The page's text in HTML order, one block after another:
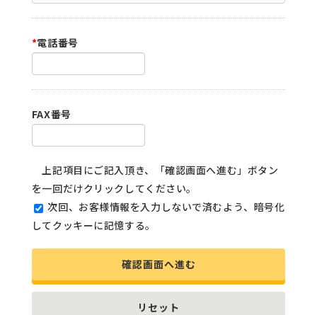
*電話番号
FAX番号
上記項目にご記入頂き、「確認画面へ進む」ボタン
を一回だけクリックしてください。
次回、お客様情報を入力しないで済むよう、暗号化
してクッキーに記憶する。
確認画面へ進む
リセット